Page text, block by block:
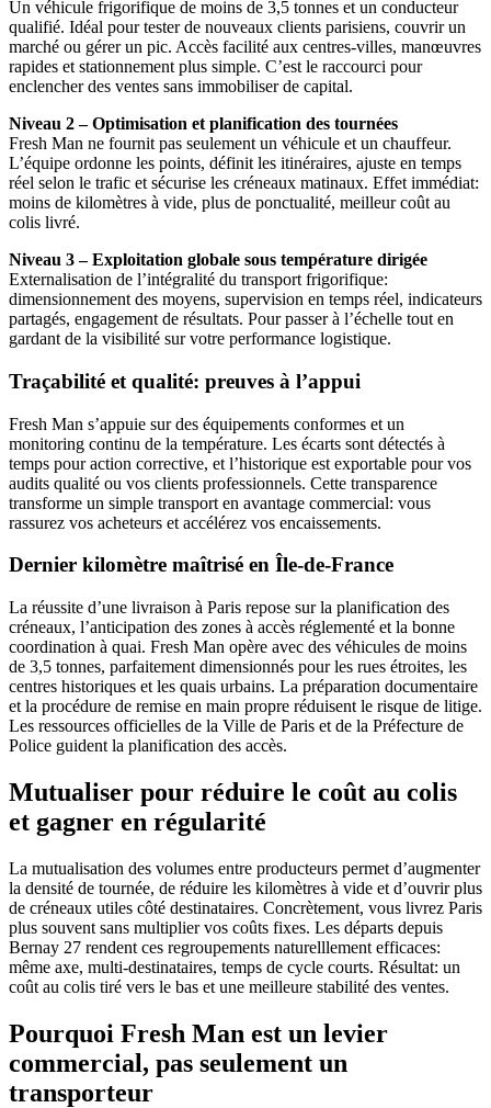
Un véhicule frigorifique de moins de 3,5 tonnes et un conducteur
qualifié. Idéal pour tester de nouveaux clients parisiens, couvrir un
marché ou gérer un pic. Accès facilité aux centres-villes, manœuvres
rapides et stationnement plus simple. C’est le raccourci pour
enclencher des ventes sans immobiliser de capital.
Niveau 2 – Optimisation et planification des tournées
Fresh Man ne fournit pas seulement un véhicule et un chauffeur.
L’équipe ordonne les points, définit les itinéraires, ajuste en temps
réel selon le trafic et sécurise les créneaux matinaux. Effet immédiat:
moins de kilomètres à vide, plus de ponctualité, meilleur coût au
colis livré.
Niveau 3 – Exploitation globale sous température dirigée
Externalisation de l’intégralité du transport frigorifique:
dimensionnement des moyens, supervision en temps réel, indicateurs
partagés, engagement de résultats. Pour passer à l’échelle tout en
gardant de la visibilité sur votre performance logistique.
Traçabilité et qualité: preuves à l’appui
Fresh Man s’appuie sur des équipements conformes et un
monitoring continu de la température. Les écarts sont détectés à
temps pour action corrective, et l’historique est exportable pour vos
audits qualité ou vos clients professionnels. Cette transparence
transforme un simple transport en avantage commercial: vous
rassurez vos acheteurs et accélérez vos encaissements.
Dernier kilomètre maîtrisé en Île-de-France
La réussite d’une livraison à Paris repose sur la planification des
créneaux, l’anticipation des zones à accès réglementé et la bonne
coordination à quai. Fresh Man opère avec des véhicules de moins
de 3,5 tonnes, parfaitement dimensionnés pour les rues étroites, les
centres historiques et les quais urbains. La préparation documentaire
et la procédure de remise en main propre réduisent le risque de litige.
Les ressources officielles de la Ville de Paris et de la Préfecture de
Police guident la planification des accès.
Mutualiser pour réduire le coût au colis
et gagner en régularité
La mutualisation des volumes entre producteurs permet d’augmenter
la densité de tournée, de réduire les kilomètres à vide et d’ouvrir plus
de créneaux utiles côté destinataires. Concrètement, vous livrez Paris
plus souvent sans multiplier vos coûts fixes. Les départs depuis
Bernay 27 rendent ces regroupements naturelllement efficaces:
même axe, multi-destinataires, temps de cycle courts. Résultat: un
coût au colis tiré vers le bas et une meilleure stabilité des ventes.
Pourquoi Fresh Man est un levier
commercial, pas seulement un
transporteur